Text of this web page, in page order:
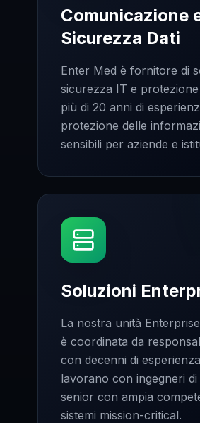
Comunicazione
Sicurezza Dati
Enter Med è fornitore di
sicurezza IT e
più di 20 anni di
protezione delle
sensibili per aziende e
Soluzioni
La nostra unità
è coordinata da
con decenni di
lavorano con ingegneri di
senior con ampia
sistemi mission-critical.